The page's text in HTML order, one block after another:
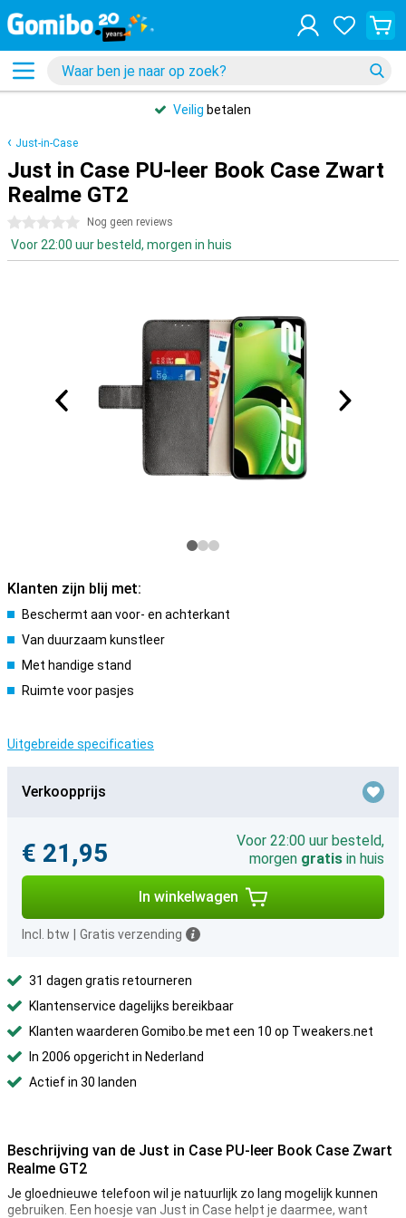
Veilig betalen
Just-in-Case
Just in Case PU-leer Book Case Zwart
Realme GT2
0 sterren Nog geen reviews
Voor 22:00 uur besteld, morgen in huis
Klanten zijn blij met:
Beschermt aan voor- en achterkant
Van duurzaam kunstleer
Met handige stand
Ruimte voor pasjes
Uitgebreide specificaties
Verkoopprijs
€ 21,95
Voor 22:00 uur besteld,
morgen gratis in huis
In winkelwagen
Incl. btw Gratis verzending
31 dagen gratis retourneren
Klantenservice dagelijks bereikbaar
Klanten waarderen Gomibo.be met een 10 op Tweakers.net
In 2006 opgericht in Nederland
Actief in 30 landen
Beschrijving van de Just in Case PU-leer Book Case Zwart
Realme GT2
Je gloednieuwe telefoon wil je natuurlijk zo lang mogelijk kunnen
gebruiken. Een hoesje van Just in Case helpt je daarmee, want